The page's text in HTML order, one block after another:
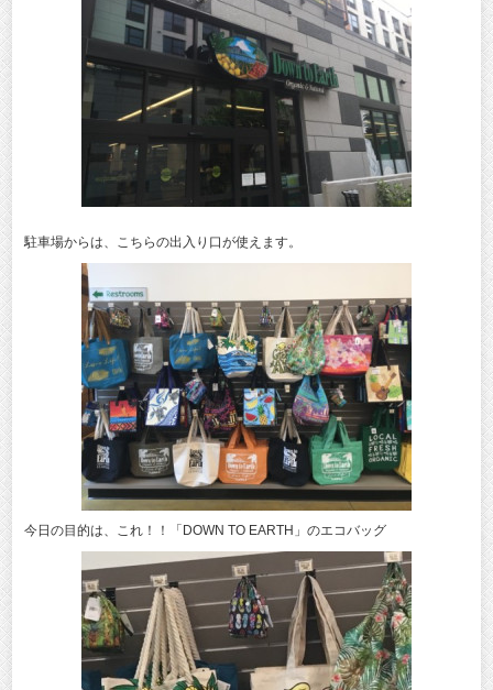
駐車場からは、こちらの出入り口が使えます。
今日の目的は、これ！！「DOWN TO EARTH」のエコバッグ